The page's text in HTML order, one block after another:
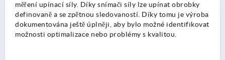
měření upínací síly. Díky snímači síly lze upínat obrobky
definovaně a se zpětnou sledovaností. Díky tomu je výroba
dokumentována ještě úplněji, aby bylo možné identifikovat
možnosti optimalizace nebo problémy s kvalitou.